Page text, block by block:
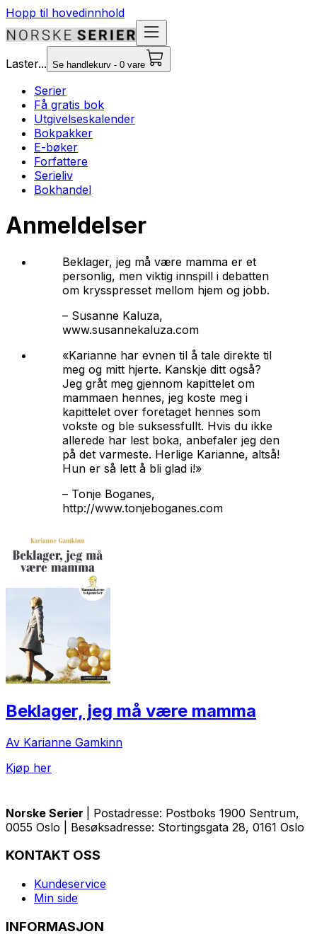
Hopp til hovedinnhold
Laster... Se handlekurv - 0 vare
Serier
Få gratis bok
Utgivelseskalender
Bokpakker
E-bøker
Forfattere
Serieliv
Bokhandel
Anmeldelser
Beklager, jeg må være mamma er et
personlig, men viktig innspill i debatten
om krysspresset mellom hjem og jobb.
– Susanne Kaluza,
www.susannekaluza.com
«Karianne har evnen til å tale direkte til
meg og mitt hjerte. Kanskje ditt også?
Jeg gråt meg gjennom kapittelet om
mammaen hennes, jeg koste meg i
kapittelet over foretaget hennes som
vokste og ble suksessfullt. Hvis du ikke
allerede har lest boka, anbefaler jeg den
på det varmeste. Herlige Karianne, altså!
Hun er så lett å bli glad i!»
– Tonje Boganes,
http://www.tonjeboganes.com
Beklager, jeg må være mamma
Av Karianne Gamkinn
Kjøp her
Norske Serier
| Postadresse: Postboks 1900 Sentrum,
0055 Oslo | Besøksadresse: Stortingsgata 28, 0161 Oslo
KONTAKT OSS
Kundeservice
Min side
INFORMASJON